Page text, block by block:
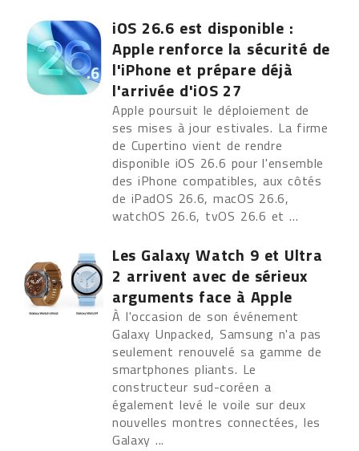
iOS 26.6 est disponible :
Apple renforce la sécurité de
l'iPhone et prépare déjà
l'arrivée d'iOS 27
Apple poursuit le déploiement de
ses mises à jour estivales. La firme
de Cupertino vient de rendre
disponible iOS 26.6 pour l'ensemble
des iPhone compatibles, aux côtés
de iPadOS 26.6, macOS 26.6,
watchOS 26.6, tvOS 26.6 et ...
Les Galaxy Watch 9 et Ultra
2 arrivent avec de sérieux
arguments face à Apple
À l'occasion de son événement
Galaxy Unpacked, Samsung n'a pas
seulement renouvelé sa gamme de
smartphones pliants. Le
constructeur sud-coréen a
également levé le voile sur deux
nouvelles montres connectées, les
Galaxy ...